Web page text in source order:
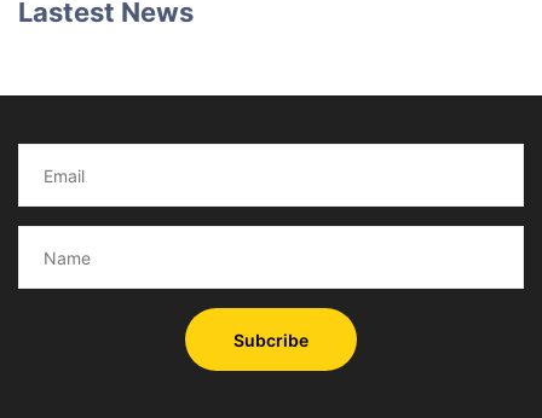
Lastest News
Subcribe